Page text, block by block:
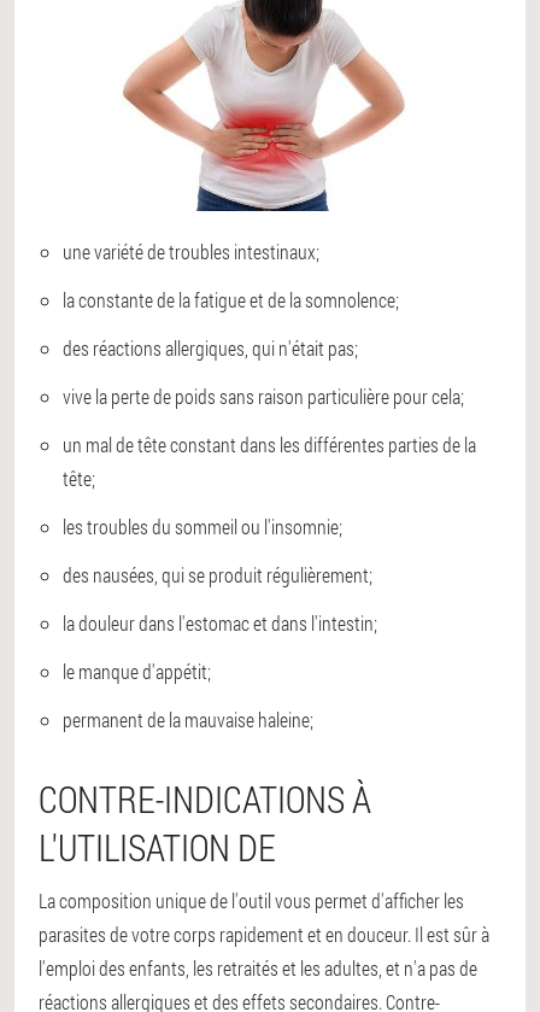
une variété de troubles intestinaux;
la constante de la fatigue et de la somnolence;
des réactions allergiques, qui n'était pas;
vive la perte de poids sans raison particulière pour cela;
un mal de tête constant dans les différentes parties de la
tête;
les troubles du sommeil ou l'insomnie;
des nausées, qui se produit régulièrement;
la douleur dans l'estomac et dans l'intestin;
le manque d'appétit;
permanent de la mauvaise haleine;
CONTRE-INDICATIONS À
L'UTILISATION DE
La composition unique de l'outil vous permet d'afficher les
parasites de votre corps rapidement et en douceur. Il est sûr à
l'emploi des enfants, les retraités et les adultes, et n'a pas de
réactions allergiques et des effets secondaires. Contre-